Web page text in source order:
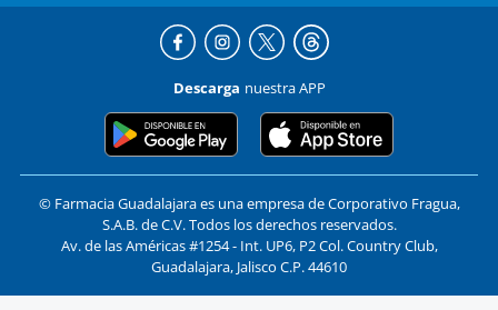
Descarga nuestra APP
© Farmacia Guadalajara es una empresa de Corporativo Fragua,
S.A.B. de C.V. Todos los derechos reservados.
Av. de las Américas #1254 - Int. UP6, P2 Col. Country Club,
Guadalajara, Jalisco C.P. 44610